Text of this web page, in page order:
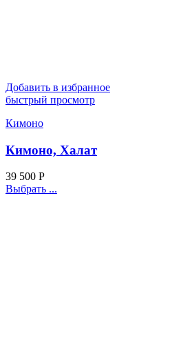
Добавить в избранное
быстрый просмотр
Кимоно
Кимоно, Халат
39 500 Р
Выбрать ...